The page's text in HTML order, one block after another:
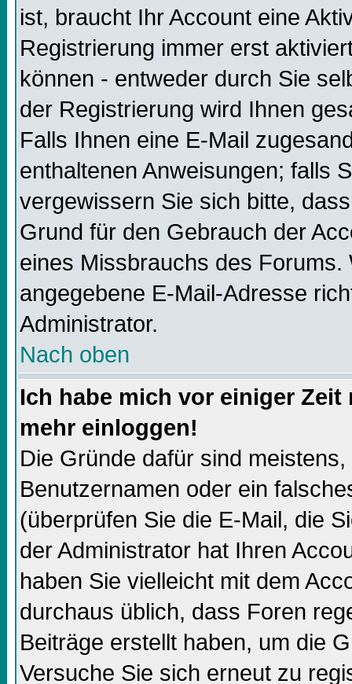
ist, braucht Ihr Account eine
Registrierung immer erst
können - entweder durch Sie
der Registrierung wird Ihnen
Falls Ihnen eine E-Mail
enthaltenen Anweisungen; falls
vergewissern Sie sich bitte,
Grund für den Gebrauch der
eines Missbrauchs des
angegebene E-Mail-Adresse
Administrator.
Nach oben
Ich habe mich vor einiger
mehr einloggen!
Die Gründe dafür sind
Benutzernamen oder ein
(überprüfen Sie die E-Mail, die
der Administrator hat Ihren
haben Sie vielleicht mit dem
durchaus üblich, dass Foren
Beiträge erstellt haben, um die
Versuche Sie sich erneut zu